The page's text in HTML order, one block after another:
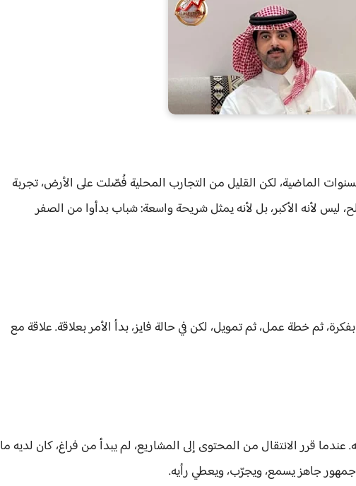
الماضية، لكن القليل من التجارب المحلية فُصّلت على الأرض، تجربة
ليس لأنه الأكبر، بل لأنه يمثل شريحة واسعة: شباب بدأوا من الصفر
ثم خطة عمل، ثم تمويل، لكن في حالة فايز، بدأ الأمر بعلاقة. علاقة مع
قرر الانتقال من المحتوى إلى المشاريع، لم يبدأ من فراغ، كان لديه ما
جمهور جاهز يسمع، ويجرّب، ويعطي رأيه.